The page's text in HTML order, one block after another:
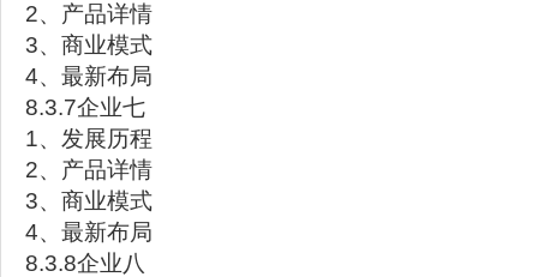
2、产品详情
3、商业模式
4、最新布局
8.3.7企业七
1、发展历程
2、产品详情
3、商业模式
4、最新布局
8.3.8企业八